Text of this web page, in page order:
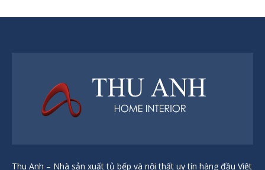
Thu Anh – Nhà sản xuất tủ bếp và nội thất uy tín hàng đầu Việt